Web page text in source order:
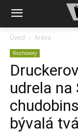
Úvod Aréna
Rozhovory
udrela na
bývalá